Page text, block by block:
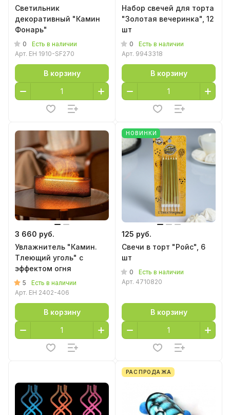
Светильник
декоративный "Камин
Фонарь"
0
Есть в наличии
Арт. EH 1910-SF270
В корзину
Набор свечей для торта
"Золотая вечеринка", 12
шт
0
Есть в наличии
Арт. 9943318
В корзину
3 660 руб.
Увлажнитель "Камин.
Тлеющий уголь" с
эффектом огня
5
Есть в наличии
Арт. EH 2402-406
В корзину
НОВИНКИ
125 руб.
Свечи в торт "Ройс", 6
шт
0
Есть в наличии
Арт. 4710820
В корзину
РАСПРОДАЖА